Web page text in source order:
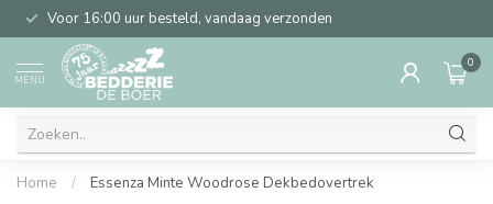
Voor 16:00 uur besteld, vandaag verzonden
MENU
0
Home / Essenza Minte Woodrose Dekbedovertrek